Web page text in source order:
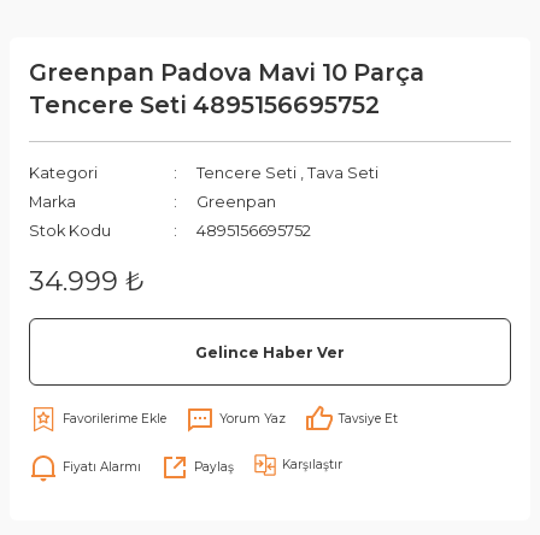
Greenpan Padova Mavi 10 Parça
Tencere Seti 4895156695752
Kategori Tencere Seti , Tava Seti
Marka
Greenpan
Stok Kodu
4895156695752
34.999 ₺
Gelince Haber Ver
Yorum Yaz Tavsiye Et
Fiyatı Alarmı Paylaş Karşılaştır